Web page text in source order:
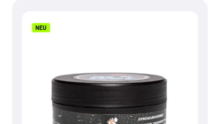
NEU
Mehr dazu